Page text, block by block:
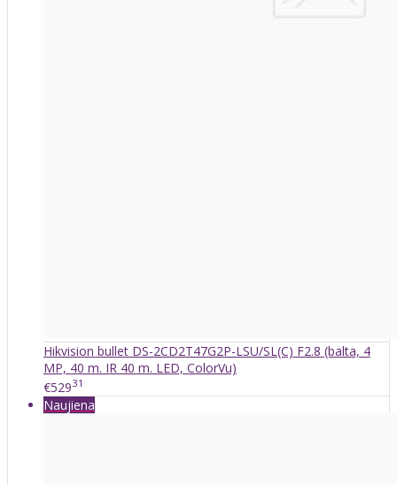
Hikvision bullet DS-2CD2T47G2P-LSU/SL(C) F2.8 (balta, 4
MP, 40 m. IR 40 m. LED, ColorVu)
€52931
Naujiena